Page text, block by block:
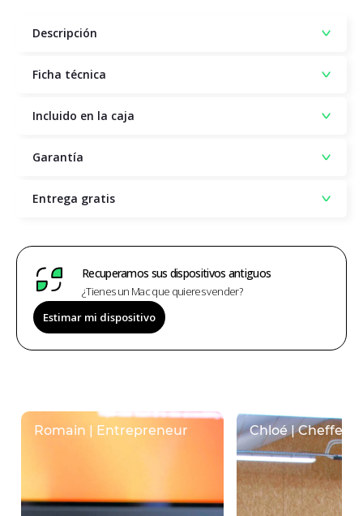
Descripción
Ficha técnica
Incluido en la caja
Garantía
Entrega gratis
Recuperamos sus dispositivos antiguos
¿Tienes un Mac que quieres vender?
Estimar mi dispositivo